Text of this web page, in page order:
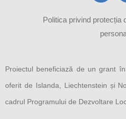
Politica privind protecția
Proiectul beneficiază de un grant
oferit de Islanda, Liechtenstein și
cadrul Programului de Dezvoltare